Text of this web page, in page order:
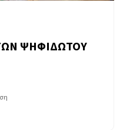
ΨΗΦΙΔΩΤΟΥ